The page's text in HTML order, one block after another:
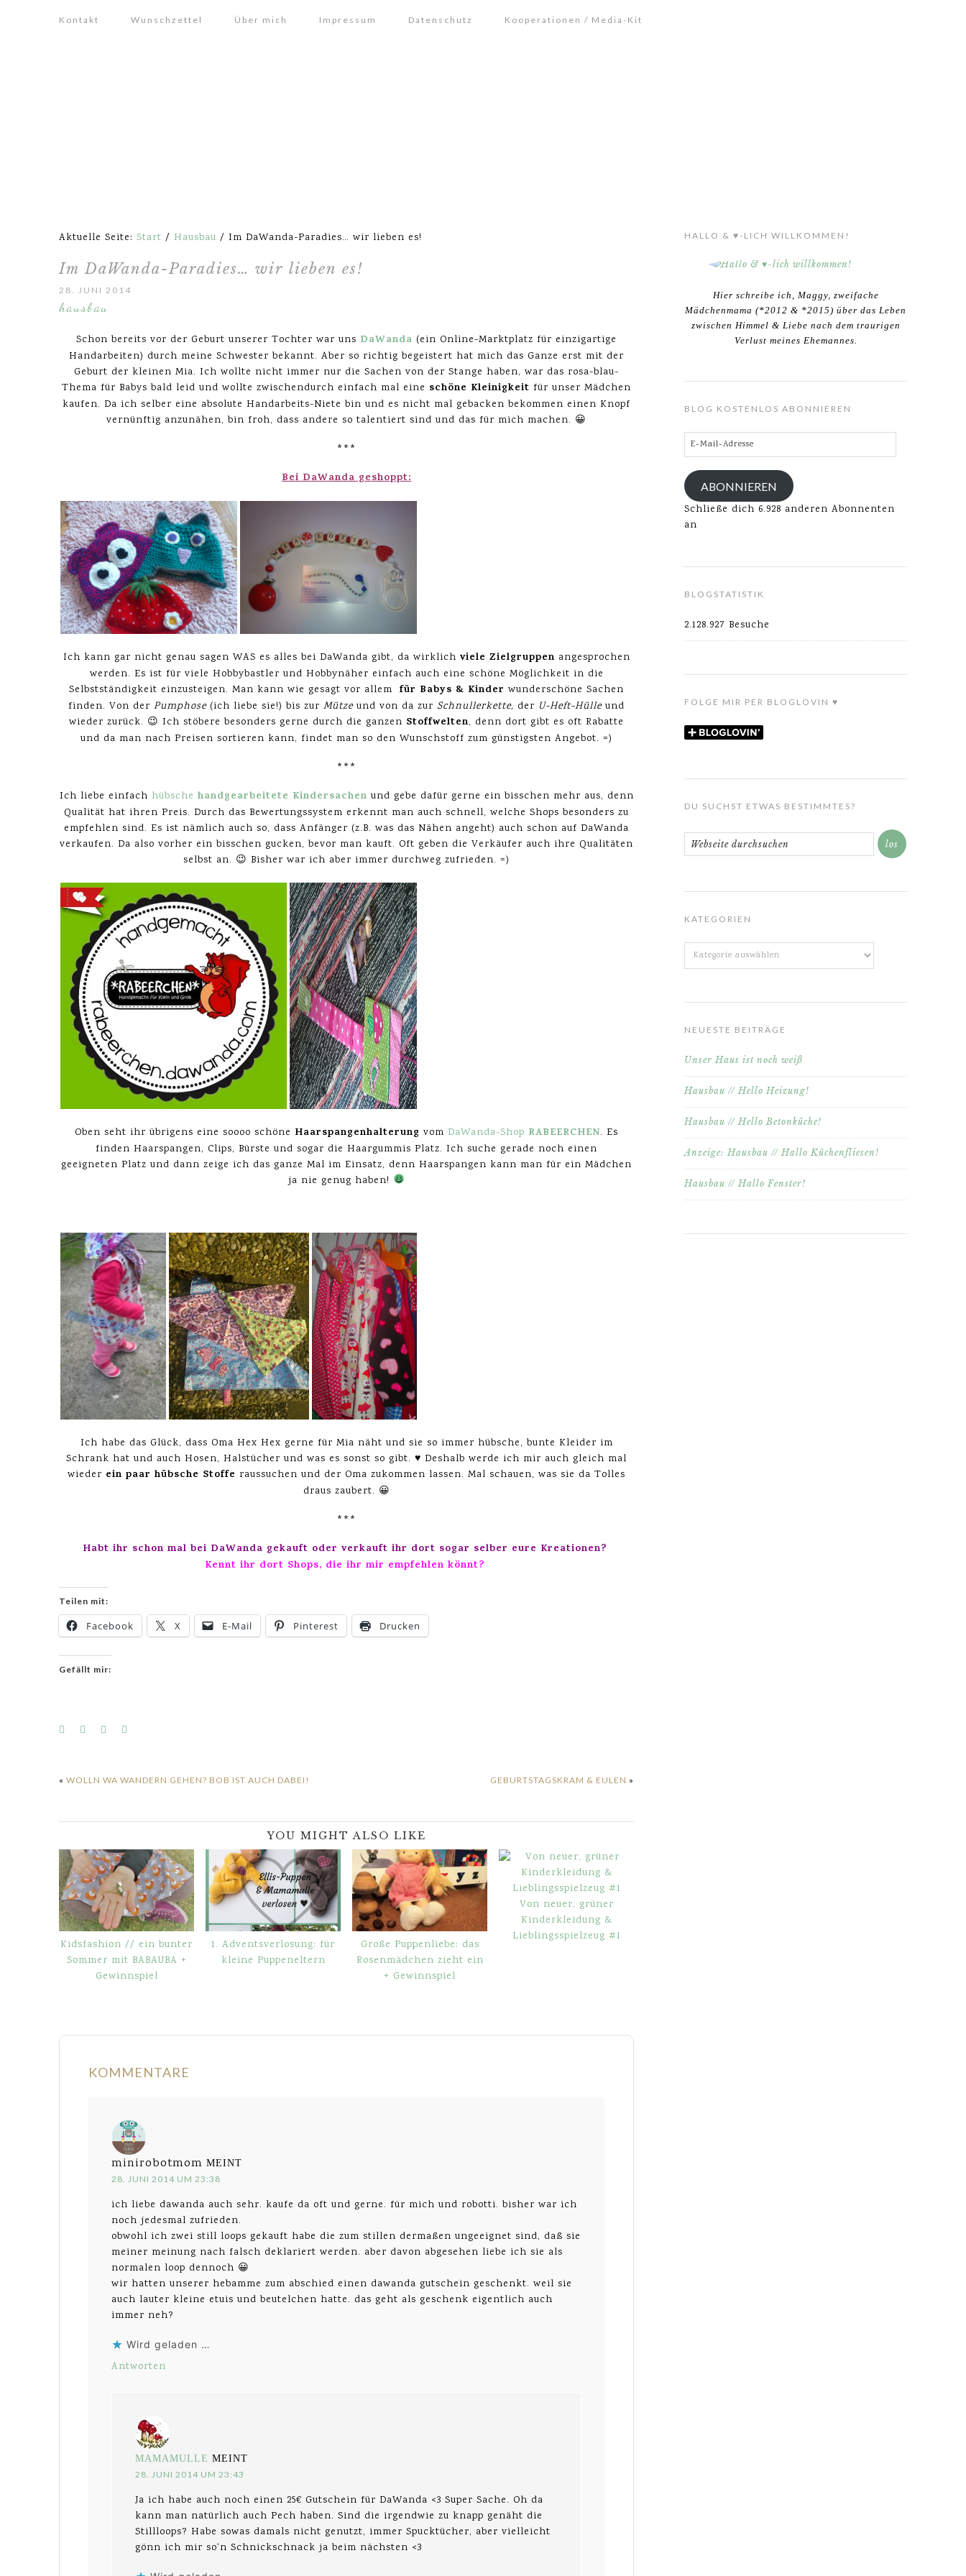
Kontakt Wunschzettel Über mich Impressum Datenschutz Kooperationen / Media-Kit
Aktuelle Seite: Start / Hausbau / Im DaWanda-Paradies… wir lieben es!
Im DaWanda-Paradies… wir lieben es!
28. JUNI 2014
hausbau
Schon bereits vor der Geburt unserer Tochter war uns DaWanda (ein Online-Marktplatz für einzigartige
Handarbeiten) durch meine Schwester bekannt. Aber so richtig begeistert hat mich das Ganze erst mit der
Geburt der kleinen Mia. Ich wollte nicht immer nur die Sachen von der Stange haben, war das rosa-blau-
Thema für Babys bald leid und wollte zwischendurch einfach mal eine schöne Kleinigkeit für unser Mädchen
kaufen. Da ich selber eine absolute Handarbeits-Niete bin und es nicht mal gebacken bekommen einen Knopf
vernünftig anzunähen, bin froh, dass andere so talentiert sind und das für mich machen. 😀
***
Bei DaWanda geshoppt:
Ich kann gar nicht genau sagen WAS es alles bei DaWanda gibt, da wirklich viele Zielgruppen angesprochen
werden. Es ist für viele Hobbybastler und Hobbynäher einfach auch eine schöne Möglichkeit in die
Selbstständigkeit einzusteigen. Man kann wie gesagt vor allem für Babys & Kinder wunderschöne Sachen
finden. Von der Pumphose(ich liebe sie!) bis zur Mützeund von da zur Schnullerkette, der U-Heft-Hülleund
wieder zurück. 😉 Ich stöbere besonders gerne durch die ganzen Stoffwelten, denn dort gibt es oft Rabatte
und da man nach Preisen sortieren kann, findet man so den Wunschstoff zum günstigsten Angebot. =)
***
Ich liebe einfach hübsche handgearbeitete Kindersachen und gebe dafür gerne ein bisschen mehr aus, denn
Qualität hat ihren Preis. Durch das Bewertungssystem erkennt man auch schnell, welche Shops besonders zu
empfehlen sind. Es ist nämlich auch so, dass Anfänger (z.B. was das Nähen angeht) auch schon auf DaWanda
verkaufen. Da also vorher ein bisschen gucken, bevor man kauft. Oft geben die Verkäufer auch ihre Qualitäten
selbst an. 😉 Bisher war ich aber immer durchweg zufrieden. =)
Oben seht ihr übrigens eine soooo schöne Haarspangenhalterung vom DaWanda-Shop RABEERCHEN. Es
finden Haarspangen, Clips, Bürste und sogar die Haargummis Platz. Ich suche gerade noch einen
geeigneten Platz und dann zeige ich das ganze Mal im Einsatz, denn Haarspangen kann man für ein Mädchen
ja nie genug haben!
Ich habe das Glück, dass Oma Hex Hex gerne für Mia näht und sie so immer hübsche, bunte Kleider im
Schrank hat und auch Hosen, Halstücher und was es sonst so gibt. ♥ Deshalb werde ich mir auch gleich mal
wieder ein paar hübsche Stoffe raussuchen und der Oma zukommen lassen. Mal schauen, was sie da Tolles
draus zaubert. 😀
***
Habt ihr schon mal bei DaWanda gekauft oder verkauft ihr dort sogar selber eure Kreationen?
Kennt ihr dort Shops, die ihr mir empfehlen könnt?
Teilen mit:
Facebook X E-Mail Pinterest Drucken
Gefällt mir:
« WOLLN WA WANDERN GEHEN? BOB IST AUCH DABEI! GEBURTSTAGSKRAM & EULEN »
YOU MIGHT ALSO LIKE
Kidsfashion // ein bunter
Sommer mit BABAUBA +
Gewinnspiel
1. Adventsverlosung: für
kleine Puppeneltern
Große Puppenliebe: das
Rosenmädchen zieht ein
+ Gewinnspiel
Von neuer, grüner
Kinderkleidung &
Lieblingsspielzeug #1
KOMMENTARE
minirobotmom MEINT
28. JUNI 2014 UM 23:38
ich liebe dawanda auch sehr. kaufe da oft und gerne. für mich und robotti. bisher war ich
noch jedesmal zufrieden.
obwohl ich zwei still loops gekauft habe die zum stillen dermaßen ungeeignet sind, daß sie
meiner meinung nach falsch deklariert werden. aber davon abgesehen liebe ich sie als
normalen loop dennoch 😀
wir hatten unserer hebamme zum abschied einen dawanda gutschein geschenkt. weil sie
auch lauter kleine etuis und beutelchen hatte. das geht als geschenk eigentlich auch
immer neh?
Wird geladen …
Antworten
MAMAMULLE MEINT
28. JUNI 2014 UM 23:43
Ja ich habe auch noch einen 25€ Gutschein für DaWanda <3 Super Sache. Oh da
kann man natürlich auch Pech haben. Sind die irgendwie zu knapp genäht die
Stillloops? Habe sowas damals nicht genutzt, immer Spucktücher, aber vielleicht
gönn ich mir so'n Schnickschnack ja beim nächsten <3
HALLO & ♥-LICH WILLKOMMEN!
Hier schreibe ich, Maggy, zweifache
Mädchenmama (*2012 & *2015) über das Leben
zwischen Himmel & Liebe nach dem traurigen
Verlust meines Ehemannes.
BLOG KOSTENLOS ABONNIEREN
E-
Mail-
Adresse
ABONNIEREN
Schließe dich 6.928 anderen Abonnenten
an
BLOGSTATISTIK
2.128.927 Besuche
FOLGE MIR PER BLOGLOVIN ♥
DU SUCHST ETWAS BESTIMMTES?
KATEGORIEN
Kategorien
NEUESTE BEITRÄGE
Unser Haus ist noch weiß
Hausbau // Hello Heizung!
Hausbau // Hello Betonküche!
Anzeige: Hausbau // Hallo Küchenfliesen!
Hausbau // Hallo Fenster!